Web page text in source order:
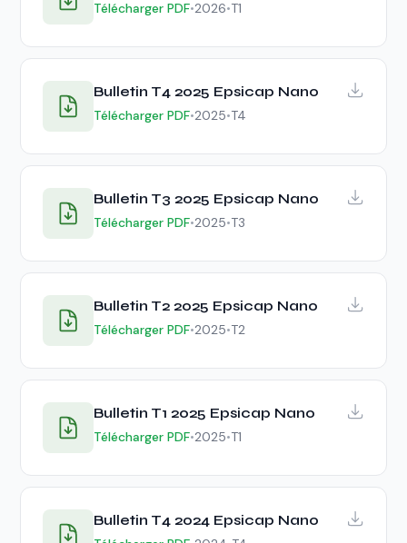
Télécharger PDF•2026•T1
Bulletin T4 2025 Epsicap Nano
Télécharger PDF•2025•T4
Bulletin T3 2025 Epsicap Nano
Télécharger PDF•2025•T3
Bulletin T2 2025 Epsicap Nano
Télécharger PDF•2025•T2
Bulletin T1 2025 Epsicap Nano
Télécharger PDF•2025•T1
Bulletin T4 2024 Epsicap Nano